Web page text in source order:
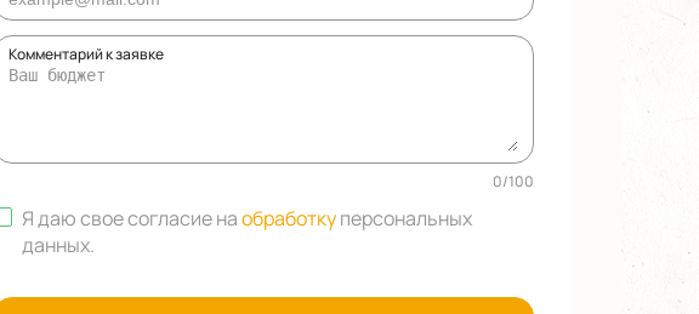
Комментарий к заявке
0/100
Я даю свое согласие наобработку персональных
данных.